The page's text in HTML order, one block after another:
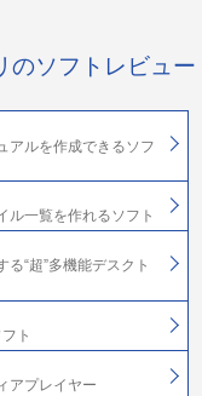
のソフトレビュー
アルを作成できるソフ
ル一覧を作れるソフト
“超”多機能デスクト
ト
アプレイヤー